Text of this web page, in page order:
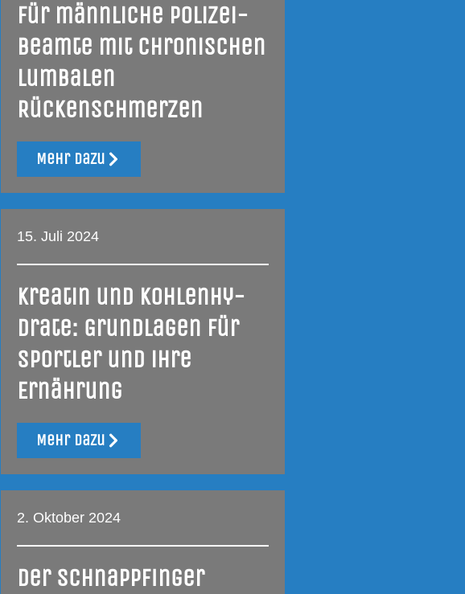
für männ­li­che Poli­zei­
be­am­te mit chro­ni­schen
lum­ba­len
Rückenschmerzen
Mehr dazu
15. Juli 2024
Krea­tin und Koh­len­hy­
dra­te: Grund­la­gen für
Sport­ler und ihre
Ernährung
Mehr dazu
2. Oktober 2024
Der Schnappfinger